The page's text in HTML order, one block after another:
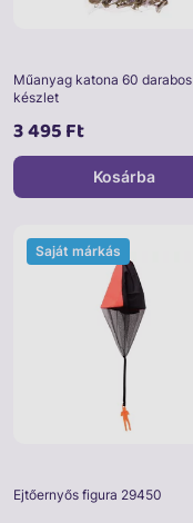
Műanyag katona 60 darabos
készlet
3 495 Ft
Kosárba
Ejtőernyős figura 29450
Saját márkás